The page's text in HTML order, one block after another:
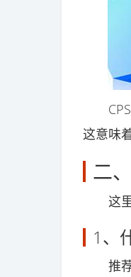
CPS
这意味
二
这里
1、
推荐